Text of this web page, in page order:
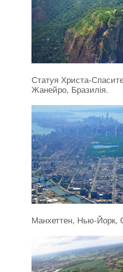
Статуя Христа-
Жанейро, Бразилія.
Манхеттен, Нью-